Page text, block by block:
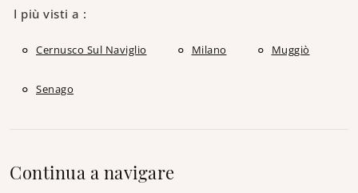
I più visti a :
Cernusco Sul Naviglio Milano Muggiò
Senago
Continua a navigare